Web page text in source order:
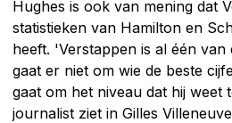
Hughes is ook van mening dat
statistieken van Hamilton en
heeft. 'Verstappen is al één
gaat er niet om wie de beste
gaat om het niveau dat hij weet
journalist ziet in Gilles